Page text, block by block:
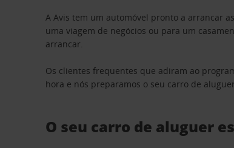
A Avis tem um automóvel pronto a arrancar
uma viagem de negócios ou para um
arrancar.
Os clientes frequentes que adiram ao
hora e nós preparamos o seu carro de
O seu carro de aluguer